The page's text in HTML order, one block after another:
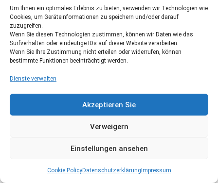
Um Ihnen ein optimales Erlebnis zu bieten, verwenden wir Technologien wie
Cookies, um Geräteinformationen zu speichern und/oder darauf
zuzugreifen.
Wenn Sie diesen Technologien zustimmen, können wir Daten wie das
Surfverhalten oder eindeutige IDs auf dieser Website verarbeiten.
Wenn Sie Ihre Zustimmung nicht erteilen oder widerrufen, können
bestimmte Funktionen beeinträchtigt werden.
Dienste verwalten
Akzeptieren Sie
Verweigern
Einstellungen ansehen
Cookie PolicyDatenschutzerklärung Impressum